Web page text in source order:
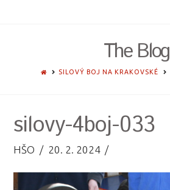
The Blog
HOMESILOVÝ BOJ NA KRAKOVSKÉ
silovy-4boj-033
HŠO 20. 2. 2024